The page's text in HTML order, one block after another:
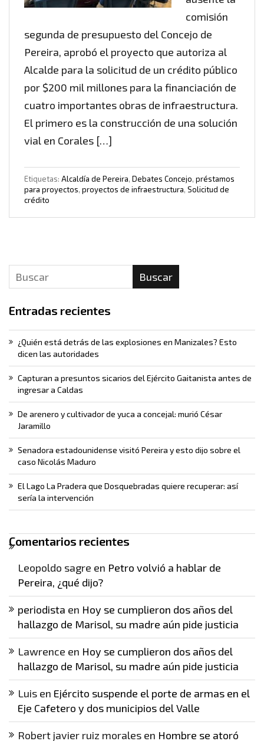
comisión
segunda de presupuesto del Concejo de
Pereira, aprobó el proyecto que autoriza al
Alcalde para la solicitud de un crédito público
por $200 mil millones para la financiación de
cuatro importantes obras de infraestructura.
El primero es la construcción de una solución
vial en Corales […]
Etiquetas: Alcaldía de Pereira, Debates Concejo, préstamos
para proyectos, proyectos de infraestructura, Solicitud de
crédito
Buscar
Entradas recientes
¿Quién está detrás de las explosiones en Manizales? Esto
dicen las autoridades
Capturan a presuntos sicarios del Ejército Gaitanista antes de
ingresar a Caldas
De arenero y cultivador de yuca a concejal: murió César
Jaramillo
Senadora estadounidense visitó Pereira y esto dijo sobre el
caso Nicolás Maduro
El Lago La Pradera que Dosquebradas quiere recuperar: así
sería la intervención
Comentarios recientes
Leopoldo sagre en Petro volvió a hablar de
Pereira, ¿qué dijo?
periodista en Hoy se cumplieron dos años del
hallazgo de Marisol, su madre aún pide justicia
Lawrence en Hoy se cumplieron dos años del
hallazgo de Marisol, su madre aún pide justicia
Luis en Ejército suspende el porte de armas en el
Eje Cafetero y dos municipios del Valle
Robert javier ruiz morales en Hombre se atoró